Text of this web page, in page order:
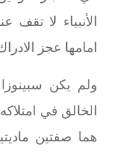
الأنبياء لا تقف
امامها عجز
ولم يكن
الخالق في
هما صفتين